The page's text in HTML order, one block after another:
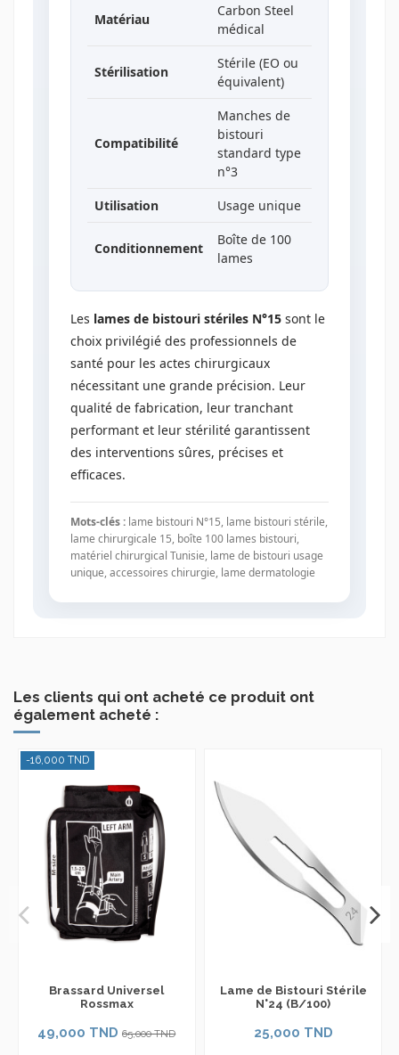
Matériau
Carbon Steel
médical
Stérilisation
Stérile (EO ou
équivalent)
Compatibilité
Manches de
bistouri
standard type
n°3
Utilisation
Usage unique
Conditionnement
Boîte de 100
lames
Les lames de bistouri stériles N°15 sont le
choix privilégié des professionnels de
santé pour les actes chirurgicaux
nécessitant une grande précision. Leur
qualité de fabrication, leur tranchant
performant et leur stérilité garantissent
des interventions sûres, précises et
efficaces.
Mots-clés : lame bistouri N°15, lame bistouri stérile,
lame chirurgicale 15, boîte 100 lames bistouri,
matériel chirurgical Tunisie, lame de bistouri usage
unique, accessoires chirurgie, lame dermatologie
Les clients qui ont acheté ce produit ont
également acheté :
-16,000 TND
Brassard Universel
Rossmax
49,000 TND 65,000 TND
Lame de Bistouri Stérile
N°24 (B/100)
25,000 TND